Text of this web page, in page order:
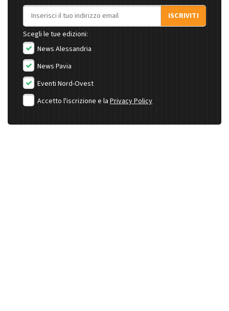
Indirizzo email
ISCRIVITI
Scegli le tue edizioni:
News Alessandria
News Pavia
Eventi Nord-Ovest
Accetto l'iscrizione e la Privacy Policy